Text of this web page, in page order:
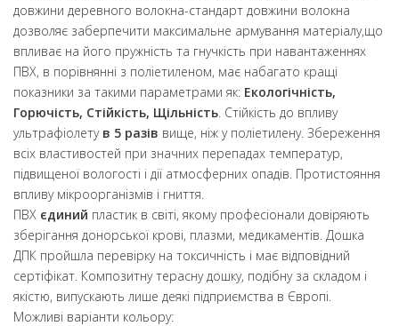
довжини деревного волокна-стандарт довжини волокна
дозволяє заберпечити максимальне армування матеріалу,що
впливає на його пружність та гнучкість при навантаженнях
ПВХ, в порівнянні з поліетиленом, має набагато кращі
показники за такими параметрами як: Екологічність,
Горючість, Стійкість, Щільність . Стійкість до впливу
ультрафіолету в 5 разів вище, ніж у поліетилену. Збереження
всіх властивостей при значних перепадах температур,
підвищеної вологості і дії атмосферних опадів. Протистояння
впливу мікроорганізмів і гниття.
ПВХ єдиний пластик в світі, якому професіонали довіряють
зберігання донорської крові, плазми, медикаментів. Дошка
ДПК пройшла перевірку на токсичність і має відповідний
сертіфікат. Композитну терасну дошку, подібну за складом і
якістю, випускають лише деякі підприємства в Європі.
Можливі варіанти кольору: